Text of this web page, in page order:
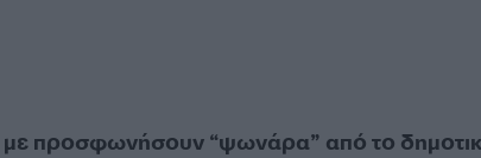
με προσφωνήσουν “ψωνάρα” από το